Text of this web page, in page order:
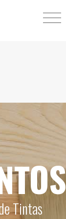
Tintas